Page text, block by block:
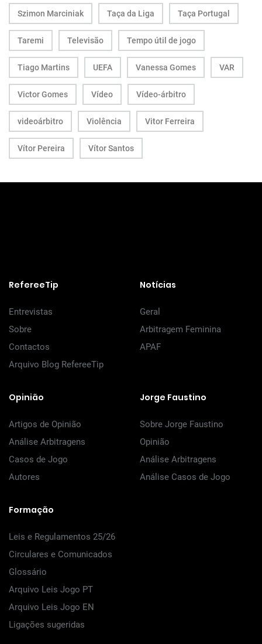
Szimon Marciniak Taça da Liga Taça Portugal
Taremi Televisão Tempo útil de jogo
Tiago Martins UEFA Vanessa Gomes VAR
Victor Gomes Vídeo Vídeo-árbitro
videoárbitro Violência Vitor Ferreira
Vítor Pereira Vítor Santos
RefereeTip
Entrevistas
Sobre
Contactos
Arquivo Blog RefereeTip
Notícias
Geral
Arbitragem Feminina
APAF
Opinião
Artigos de Opinião
Análise Arbitragens
Casos de Jogo
Autores
Jorge Faustino
Sobre Jorge Faustino
Opinião
Análise Arbitragens
Análise Casos de Jogo
Formação
Leis e Regulamentos 25/26
Circulares e Comunicados
Glossário
Arquivo Leis Jogo PT
Arquivo Leis Jogo EN
Ligações sugeridas